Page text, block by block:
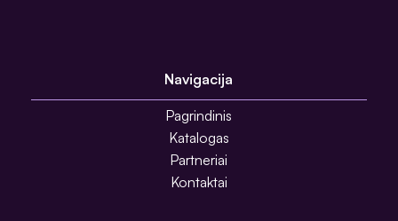
Navigacija
Pagrindinis
Katalogas
Partneriai
Kontaktai